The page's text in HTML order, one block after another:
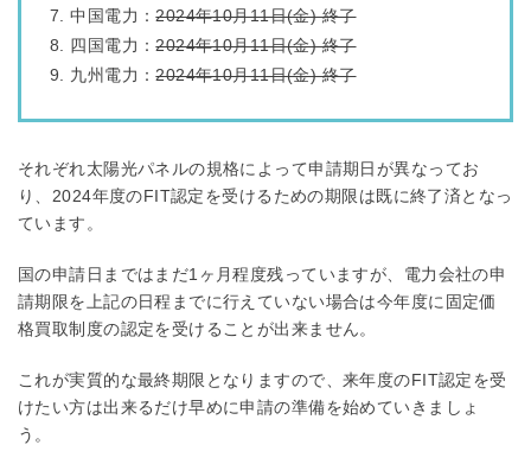
中国電力：2024年10月11日(金) 終了
四国電力：2024年10月11日(金) 終了
九州電力：2024年10月11日(金) 終了
それぞれ太陽光パネルの規格によって申請期日が異なってお
り、2024年度のFIT認定を受けるための期限は既に終了済となっ
ています。
国の申請日まではまだ1ヶ月程度残っていますが、電力会社の申
請期限を上記の日程までに行えていない場合は今年度に固定価
格買取制度の認定を受けることが出来ません。
これが実質的な最終期限となりますので、来年度のFIT認定を受
けたい方は出来るだけ早めに申請の準備を始めていきましょ
う。